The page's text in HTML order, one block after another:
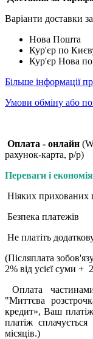
Варіанти доставки
Нова Пошта
Кур'єр по
Кур'єр Нова
Більше інформації
Умови обміну або
Оплата - онлайн
рахунок-карта, р/р)
Переваги і
Ніяких прихованих
Безпека платежів
Не платіть
(Післяплата
2% від усієї суми +
Оплата
"Миттєва
кредит», Ваш
платіж
місяців.)